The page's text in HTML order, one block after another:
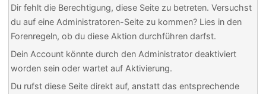
Dir fehlt die Berechtigung, diese Seite zu betreten. Versuchst
du auf eine Administratoren-Seite zu kommen? Lies in den
Forenregeln, ob du diese Aktion durchführen darfst.
Dein Account könnte durch den Administrator deaktiviert
worden sein oder wartet auf Aktivierung.
Du rufst diese Seite direkt auf, anstatt das entsprechende